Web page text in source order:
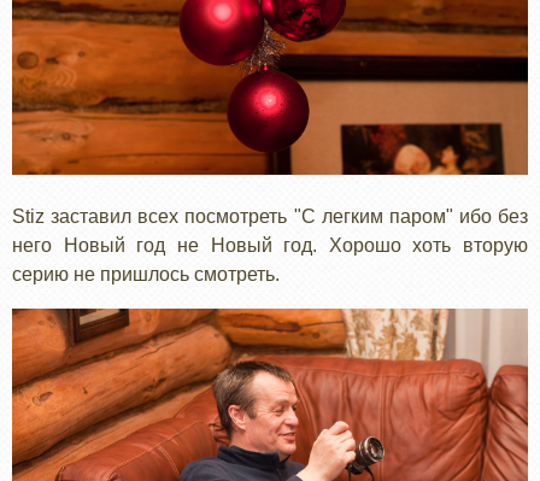
Stiz заставил всех посмотреть "С легким паром" ибо без
него Новый год не Новый год. Хорошо хоть вторую
серию не пришлось смотреть.